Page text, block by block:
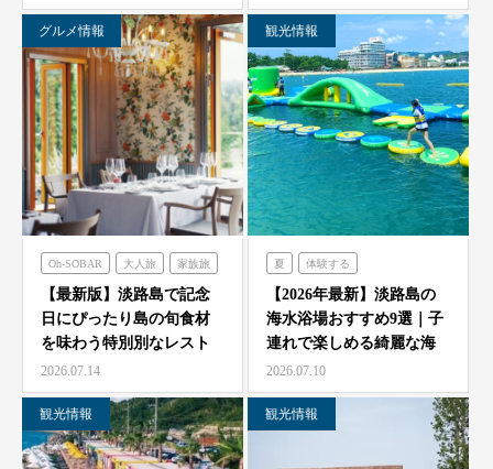
ゼ…
グルメ情報
Oh-SOBAR 大人旅 家族旅
食べる フレンチの森
オーシャンテラス
のじまスコーラ 青海波
海神人の食卓
【最新版】淡路島で記念
日にぴったり島の旬食材
を味わう特別別なレスト
ラン7選
2026.07.14
観光情報
夏 体験する
のじまスコーラ
シェフガーデン
【2026年最新】淡路島の
海水浴場おすすめ9選｜子
連れで楽しめる綺麗な海
と海開き情報
2026.07.10
観光情報 観光情報